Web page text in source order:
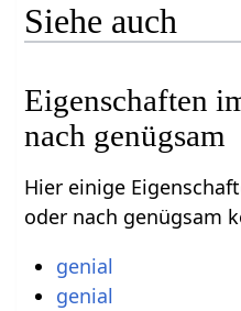
Siehe auch
Eigenschaften
nach genügsam
Hier einige
oder nach genügsam
genial
genial